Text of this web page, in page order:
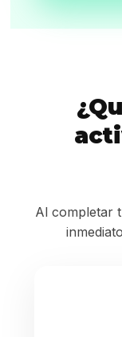
Al completar